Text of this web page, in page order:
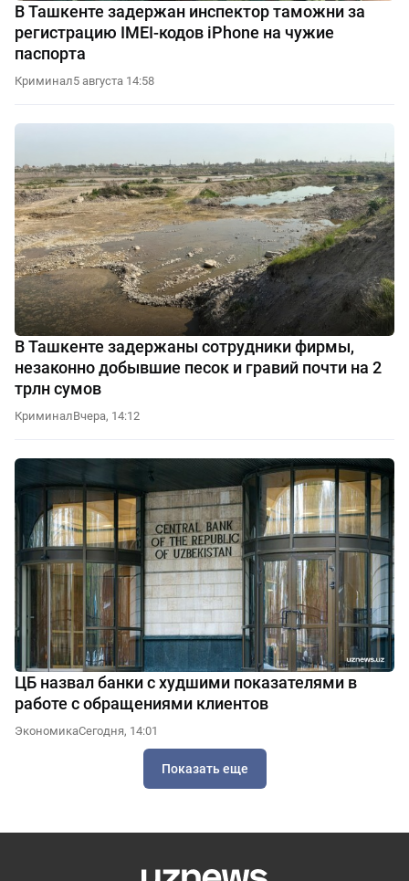
В Ташкенте задержан инспектор таможни за
регистрацию IMEI-кодов iPhone на чужие
паспорта
Криминал5 августа 14:58
В Ташкенте задержаны сотрудники фирмы,
незаконно добывшие песок и гравий почти на 2
трлн сумов
КриминалВчера, 14:12
ЦБ назвал банки с худшими показателями в
работе с обращениями клиентов
ЭкономикаСегодня, 14:01
Показать еще